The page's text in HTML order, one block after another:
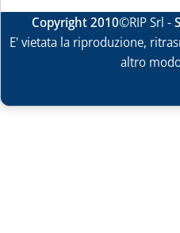
Copyright 2010©RIP Srl -
E' vietata la riproduzione,
altro